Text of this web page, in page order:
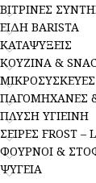
ΒΙΤΡΙΝΕΣ
ΕΙΔΗ BARISTA
ΚΑΤΑΨΥΞΕΙΣ
ΚΟΥΖΙΝΑ &
ΠΑΓΟΜΗΧΑΝΕΣ
ΠΛΥΣΗ ΥΓΙΕΙΝΗ
ΣΕΙΡΕΣ FROST –
ΦΟΥΡΝΟΙ &
ΨΥΓΕΙΑ